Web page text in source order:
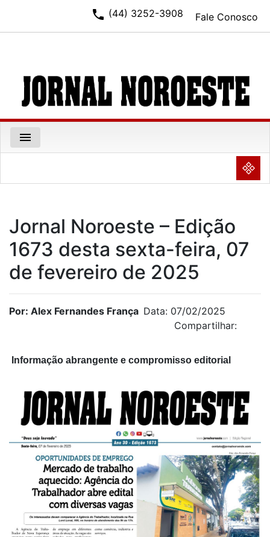
Fale Conosco
phone (44) 3252-3908
menu
NULL
Jornal Noroeste – Edição
1673 desta sexta-feira, 07
de fevereiro de 2025
Por: Alex Fernandes França Data: 07/02/2025
Compartilhar:
Informação abrangente e compromisso editorial